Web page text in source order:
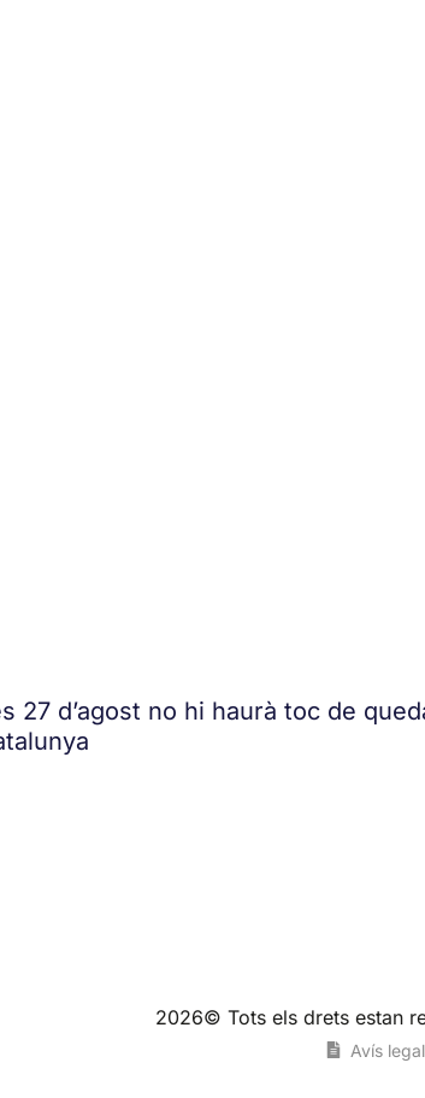
27 d’agost no hi haurà toc de
2026© Tots els drets estan
Avís legal